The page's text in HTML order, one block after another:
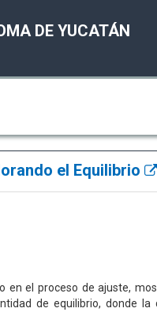
DE YUCATÁN
el Equilibrio
en el proceso de ajuste,
de equilibrio, donde